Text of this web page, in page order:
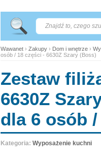
Wawanet › Zakupy › Dom i wnętrze ›
osób / 18 części - 6630Z Szary (Boss)
Zestaw
6630Z
dla 6 osób
Kategoria: Wyposażenie kuchni